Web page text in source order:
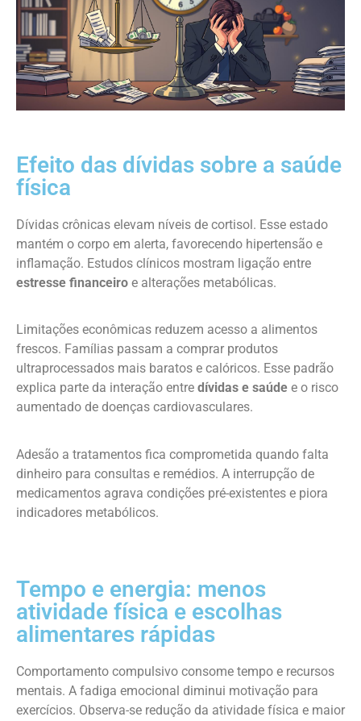
Efeito das dívidas sobre a saúde
física
Dívidas crônicas elevam níveis de cortisol. Esse estado
mantém o corpo em alerta, favorecendo hipertensão e
inflamação. Estudos clínicos mostram ligação entre
estresse financeiro e alterações metabólicas.
Limitações econômicas reduzem acesso a alimentos
frescos. Famílias passam a comprar produtos
ultraprocessados mais baratos e calóricos. Esse padrão
explica parte da interação entre dívidas e saúde e o risco
aumentado de doenças cardiovasculares.
Adesão a tratamentos fica comprometida quando falta
dinheiro para consultas e remédios. A interrupção de
medicamentos agrava condições pré-existentes e piora
indicadores metabólicos.
Tempo e energia: menos
atividade física e escolhas
alimentares rápidas
Comportamento compulsivo consome tempo e recursos
mentais. A fadiga emocional diminui motivação para
exercícios. Observa-se redução da atividade física e maior